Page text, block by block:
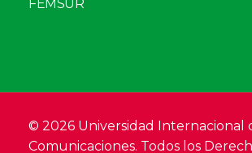
FEMSUR
© 2026 Universidad Internacional
Comunicaciones. Todos los